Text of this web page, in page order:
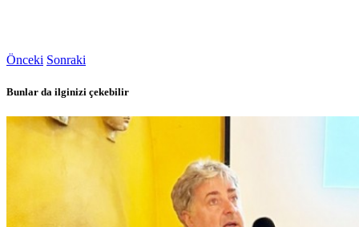
Önceki Sonraki
Bunlar da ilginizi çekebilir